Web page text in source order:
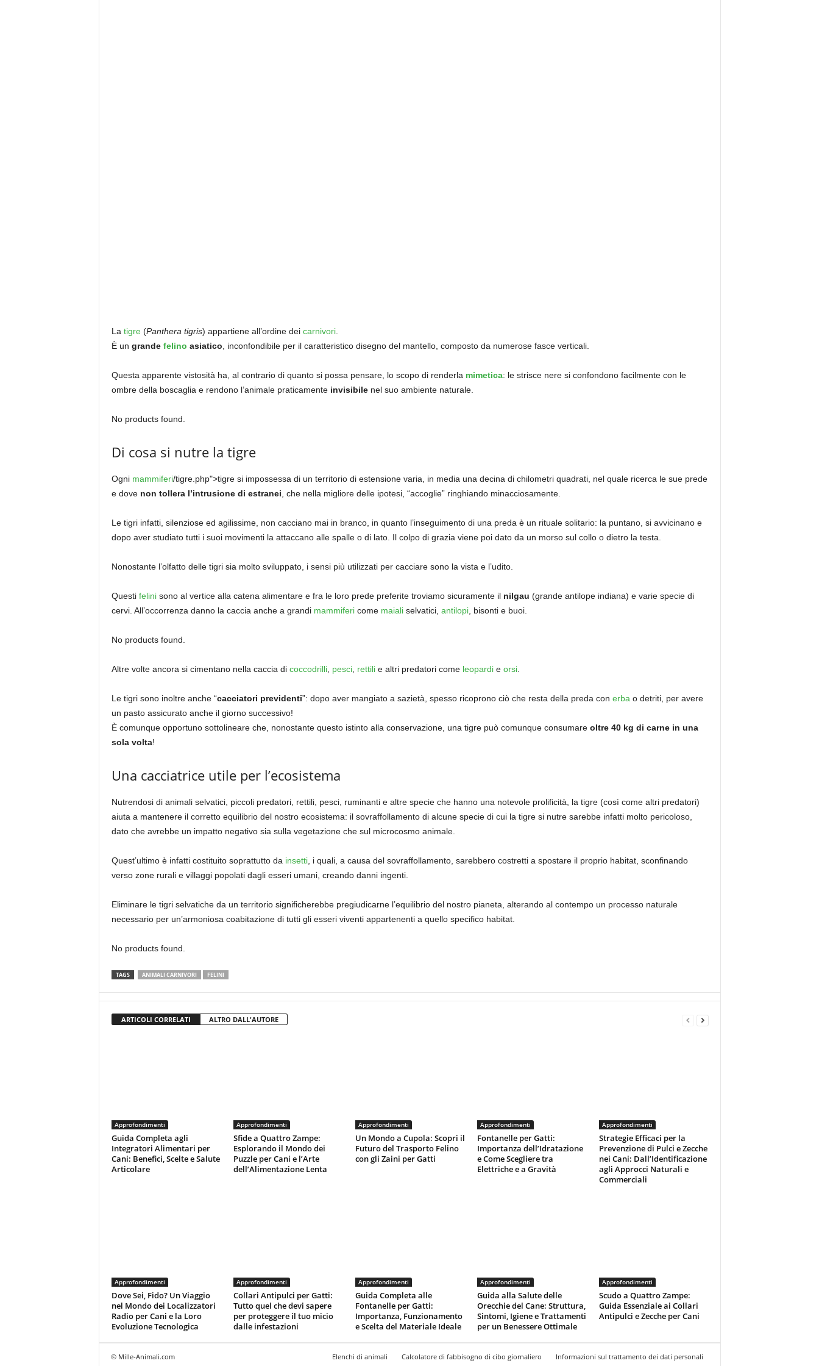
La tigre(Panthera tigris) appartiene all’ordine dei carnivori.
È un grande felino asiatico, inconfondibile per il caratteristico disegno del mantello, composto da numerose fasce verticali.
Questa apparente vistosità ha, al contrario di quanto si possa pensare, lo scopo di renderla mimetica: le strisce nere si confondono facilmente con le
ombre della boscaglia e rendono l’animale praticamente invisibilenel suo ambiente naturale.
No products found.
Di cosa si nutre la tigre
Ogni mammiferi/tigre.php">tigre si impossessa di un territorio di estensione varia, in media una decina di chilometri quadrati, nel quale ricerca le sue prede
e dove non tollera l’intrusione di estranei, che nella migliore delle ipotesi, “accoglie” ringhiando minacciosamente.
Le tigri infatti, silenziose ed agilissime, non cacciano mai in branco, in quanto l’inseguimento di una preda è un rituale solitario: la puntano, si avvicinano e
dopo aver studiato tutti i suoi movimenti la attaccano alle spalle o di lato. Il colpo di grazia viene poi dato da un morso sul collo o dietro la testa.
Nonostante l’olfatto delle tigri sia molto sviluppato, i sensi più utilizzati per cacciare sono la vista e l’udito.
Questi felinisono al vertice alla catena alimentare e fra le loro prede preferite troviamo sicuramente il nilgau (grande antilope indiana) e varie specie di
cervi. All’occorrenza danno la caccia anche a grandi mammifericome maialiselvatici, antilopi, bisonti e buoi.
No products found.
Altre volte ancora si cimentano nella caccia di coccodrilli, pesci, rettilie altri predatori come leopardie orsi.
Le tigri sono inoltre anche “cacciatori previdenti”: dopo aver mangiato a sazietà, spesso ricoprono ciò che resta della preda con erbao detriti, per avere
un pasto assicurato anche il giorno successivo!
È comunque opportuno sottolineare che, nonostante questo istinto alla conservazione, una tigre può comunque consumare oltre 40 kg di carne in una
sola volta!
Una cacciatrice utile per l’ecosistema
Nutrendosi di animali selvatici, piccoli predatori, rettili, pesci, ruminanti e altre specie che hanno una notevole prolificità, la tigre (così come altri predatori)
aiuta a mantenere il corretto equilibrio del nostro ecosistema: il sovraffollamento di alcune specie di cui la tigre si nutre sarebbe infatti molto pericoloso,
dato che avrebbe un impatto negativo sia sulla vegetazione che sul microcosmo animale.
Quest’ultimo è infatti costituito soprattutto da insetti, i quali, a causa del sovraffollamento, sarebbero costretti a spostare il proprio habitat, sconfinando
verso zone rurali e villaggi popolati dagli esseri umani, creando danni ingenti.
Eliminare le tigri selvatiche da un territorio significherebbe pregiudicarne l’equilibrio del nostro pianeta, alterando al contempo un processo naturale
necessario per un’armoniosa coabitazione di tutti gli esseri viventi appartenenti a quello specifico habitat.
No products found.
TAGS ANIMALI CARNIVORI FELINI
ARTICOLI CORRELATI ALTRO DALL'AUTORE
Approfondimenti
Guida Completa agli
Integratori Alimentari per
Cani: Benefici, Scelte e Salute
Articolare
Approfondimenti
Sfide a Quattro Zampe:
Esplorando il Mondo dei
Puzzle per Cani e l’Arte
dell’Alimentazione Lenta
Approfondimenti
Un Mondo a Cupola: Scopri il
Futuro del Trasporto Felino
con gli Zaini per Gatti
Approfondimenti
Fontanelle per Gatti:
Importanza dell’Idratazione
e Come Scegliere tra
Elettriche e a Gravità
Approfondimenti
Strategie Efficaci per la
Prevenzione di Pulci e Zecche
nei Cani: Dall’Identificazione
agli Approcci Naturali e
Commerciali
Approfondimenti
Dove Sei, Fido? Un Viaggio
nel Mondo dei Localizzatori
Radio per Cani e la Loro
Evoluzione Tecnologica
Approfondimenti
Collari Antipulci per Gatti:
Tutto quel che devi sapere
per proteggere il tuo micio
dalle infestazioni
Approfondimenti
Guida Completa alle
Fontanelle per Gatti:
Importanza, Funzionamento
e Scelta del Materiale Ideale
Approfondimenti
Guida alla Salute delle
Orecchie del Cane: Struttura,
Sintomi, Igiene e Trattamenti
per un Benessere Ottimale
Approfondimenti
Scudo a Quattro Zampe:
Guida Essenziale ai Collari
Antipulci e Zecche per Cani
Elenchi di animali Calcolatore di fabbisogno di cibo giornaliero Informazioni sul trattamento dei dati personali
© Mille-Animali.com